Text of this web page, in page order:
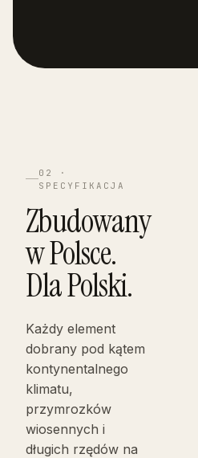
02 ·
SPECYFIKACJA
Zbudowany
w Polsce.
Dla Polski.
Każdy element
dobrany pod kątem
kontynentalnego
klimatu,
przymrozków
wiosennych i
długich rzędów na